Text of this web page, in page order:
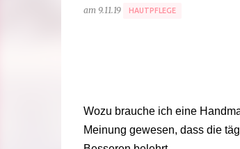
am 9.11.19 HAUTPFLEGE
Wozu brauche ich eine
Meinung gewesen, dass die